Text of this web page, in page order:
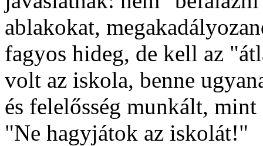
ablakokat,
fagyos hideg, de kell az
volt az iskola, benne
és felelősség munkált,
"Ne hagyjátok az iskolát!"